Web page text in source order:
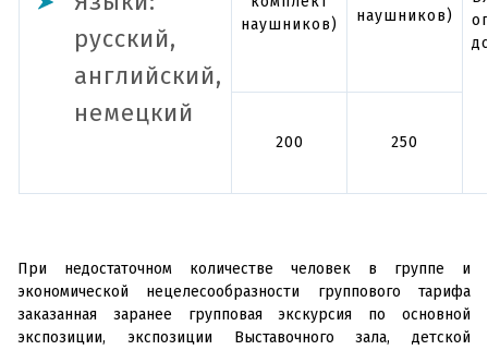
русский,
английский,
немецкий
наушников)
наушников)
200 250
При недостаточном количестве человек в группе и
экономической нецелесообразности группового тарифа
заказанная заранее групповая экскурсия по основной
экспозиции, экспозиции Выставочного зала, детской